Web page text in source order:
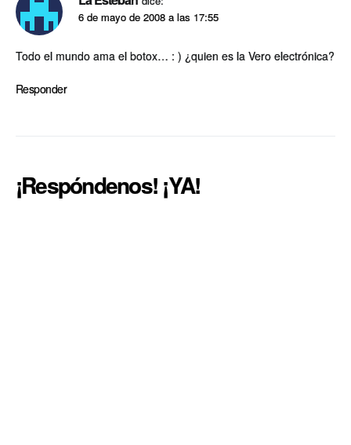
6 de mayo de 2008 a las 17:55
Todo el mundo ama el botox… : ) ¿quien es la Vero electrónica?
Responder
¡Respóndenos! ¡YA!